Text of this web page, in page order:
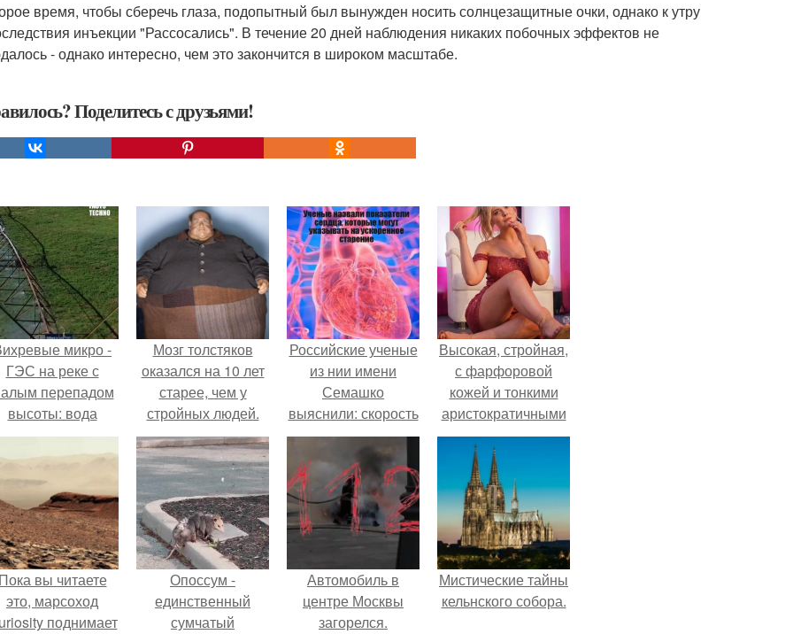
время, чтобы сберечь глаза, подопытный был вынужден носить солнцезащитные очки, однако к утру
инъекции "Рассосались". В течение 20 дней наблюдения никаких побочных эффектов не
- однако интересно, чем это закончится в широком масштабе.
Поделитесь с друзьями!
микро -
ГЭС на реке с
перепадом
высоты: вода
закручивается в
камере и
вращает
вертикальную
турбину.
Мозг толстяков
оказался на 10 лет
старее, чем у
стройных людей.
Российские ученые
из нии имени
Семашко
выяснили: скорость
старения напрямую
зависит от
состояния сосудов
и работы сердца.
Высокая, стройная,
с фарфоровой
кожей и тонкими
аристократичными
чертами, эль
выглядит так, будто
сошла с полотна
художника.
вы читаете
это, марсоход
поднимает
Опоссум -
единственный
сумчатый
Автомобиль в
центре Москвы
загорелся.
Мистические тайны
кельнского собора.